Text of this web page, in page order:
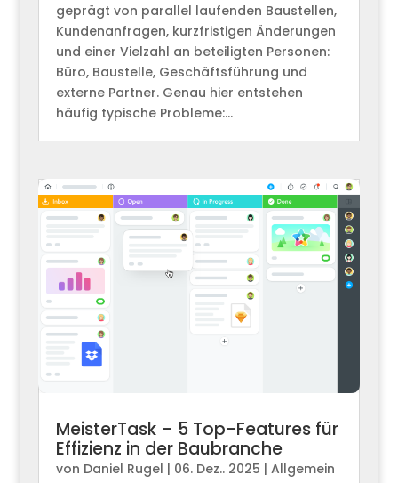
geprägt von parallel laufenden Baustellen,
Kundenanfragen, kurzfristigen Änderungen
und einer Vielzahl an beteiligten Personen:
Büro, Baustelle, Geschäftsführung und
externe Partner. Genau hier entstehen
häufig typische Probleme:...
MeisterTask – 5 Top-Features für
Effizienz in der Baubranche
von Daniel Rugel | 06. Dez.. 2025 | Allgemein